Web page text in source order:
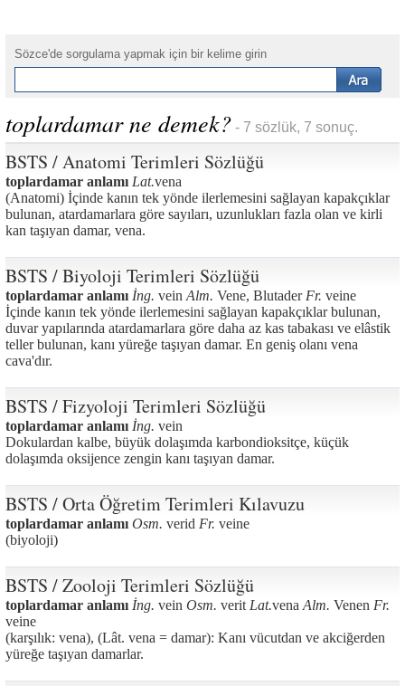
Sözce'de sorgulama yapmak için bir kelime girin
toplardamar ne demek? - 7 sözlük, 7 sonuç.
BSTS / Anatomi Terimleri Sözlüğü
toplardamar anlamı Lat.vena
(Anatomi) İçinde kanın tek yönde ilerlemesini sağlayan kapakçıklar
bulunan, atardamarlara göre sayıları, uzunlukları fazla olan ve kirli
kan taşıyan damar, vena.
BSTS / Biyoloji Terimleri Sözlüğü
toplardamar anlamı İng. vein Alm. Vene, Blutader Fr. veine
İçinde kanın tek yönde ilerlemesini sağlayan kapakçıklar bulunan,
duvar yapılarında atardamarlara göre daha az kas tabakası ve elâstik
teller bulunan, kanı yüreğe taşıyan damar. En geniş olanı vena
cava'dır.
BSTS / Fizyoloji Terimleri Sözlüğü
toplardamar anlamı İng. vein
Dokulardan kalbe, büyük dolaşımda karbondioksitçe, küçük
dolaşımda oksijence zengin kanı taşıyan damar.
BSTS / Orta Öğretim Terimleri Kılavuzu
toplardamar anlamı Osm. verid Fr. veine
(biyoloji)
BSTS / Zooloji Terimleri Sözlüğü
toplardamar anlamı İng. vein Osm. verit Lat.vena Alm. Venen Fr.
veine
(karşılık: vena), (Lât. vena = damar): Kanı vücutdan ve akciğerden
yüreğe taşıyan damarlar.